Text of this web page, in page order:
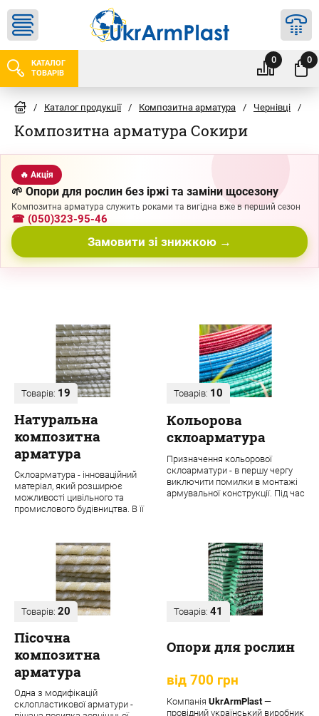
КАТАЛОГ
ТОВАРІВ
0 0
/ Каталог продукції / Композитна арматура / Чернівці /
Композитна арматура Сокири
🔥 Акція
🌱 Опори для рослин без іржі та заміни щосезону
Композитна арматура служить роками та вигідна вже в перший сезон
☎ (050)323-95-46
Замовити зі знижкою →
Товарів: 19
Натуральна
композитна
арматура
Склоарматура - інноваційний
матеріал, який розширює
можливості цивільного та
промислового будівництва. В її
Товарів: 10
Кольорова
склоарматура
Призначення кольорової
склоарматури - в першу чергу
виключити помилки в монтажі
армувальної конструкції. Під час
Товарів: 20
Пісочна
композитна
арматура
Одна з модифікацій
склопластикової арматури -
Товарів: 41
Опори для рослин
від 700 грн
Компанія UkrArmPlast—
провідний український виробник